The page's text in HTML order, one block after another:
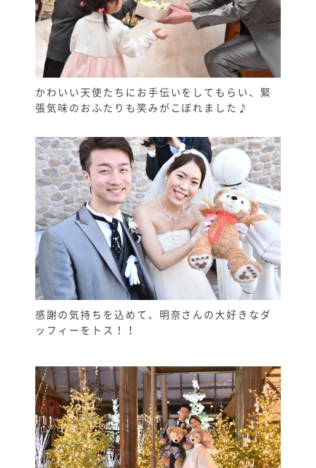
かわいい天使たちにお手伝いをしてもらい、緊
張気味のおふたりも笑みがこぼれました♪
感謝の気持ちを込めて、明奈さんの大好きなダ
ッフィーをトス！！